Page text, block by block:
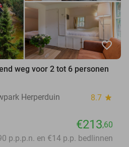
favorite_border
weg voor 2 tot 6 personen
Herperduin
8.7 star
€213,60
p.p.p.n. en €14 p.p. bedlinnen